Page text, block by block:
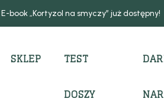
E-book „Kortyzol na smyczy” już dostępny!
SKLEP TEST
DOSZY